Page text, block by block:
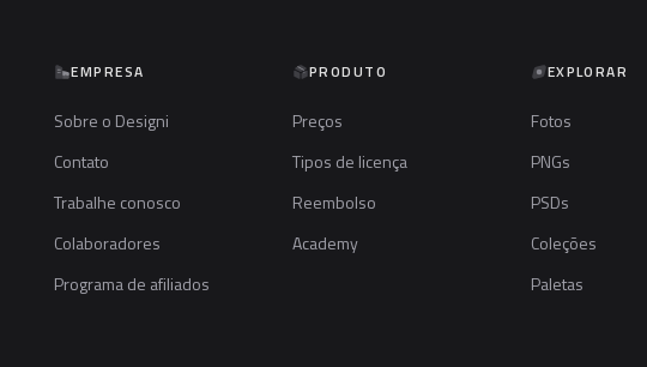
EMPRESA
Sobre o Designi
Contato
Trabalhe conosco
Colaboradores
Programa de afiliados
PRODUTO
Preços
Tipos de licença
Reembolso
Academy
EXPLORAR
Fotos
PNGs
PSDs
Coleções
Paletas